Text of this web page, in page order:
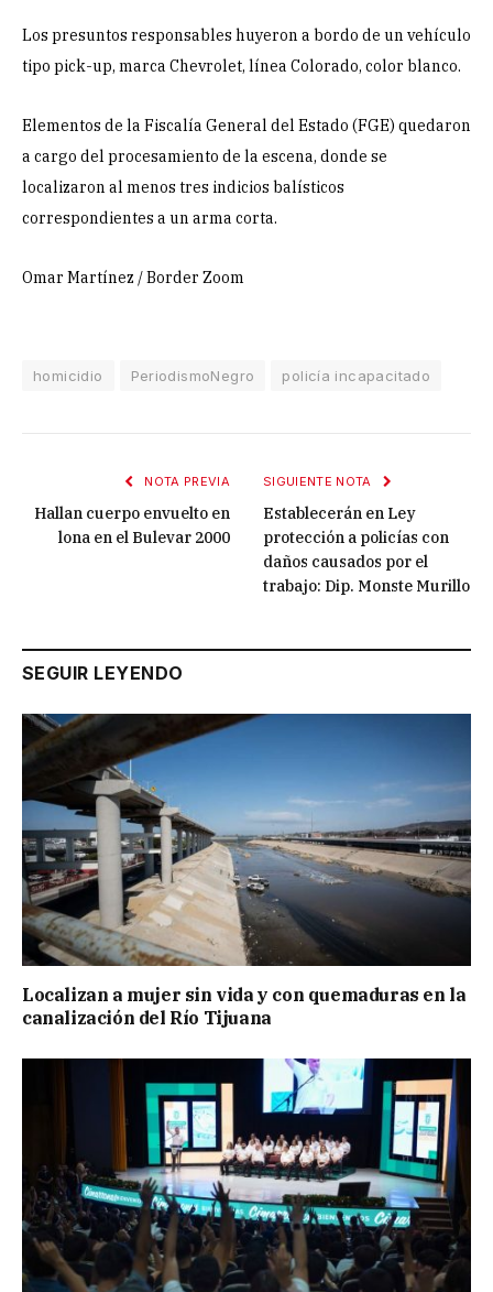
Los presuntos responsables huyeron a bordo de un vehículo
tipo pick-up, marca Chevrolet, línea Colorado, color blanco.
Elementos de la Fiscalía General del Estado (FGE) quedaron
a cargo del procesamiento de la escena, donde se
localizaron al menos tres indicios balísticos
correspondientes a un arma corta.
Omar Martínez / Border Zoom
homicidio PeriodismoNegro policía incapacitado
NOTA PREVIA
Hallan cuerpo envuelto en
lona en el Bulevar 2000
SIGUIENTE NOTA
Establecerán en Ley
protección a policías con
daños causados por el
trabajo: Dip. Monste Murillo
SEGUIR LEYENDO
Localizan a mujer sin vida y con quemaduras en la
canalización del Río Tijuana